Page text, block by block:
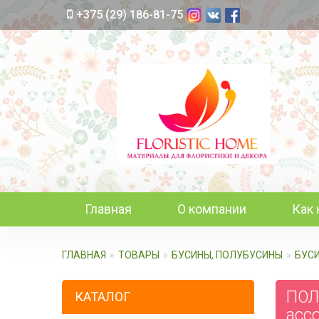
+375 (29) 186-81-75
Главная О компании Как
ГЛАВНАЯ ТОВАРЫ БУСИНЫ, ПОЛУБУСИНЫ
КАТАЛОГ